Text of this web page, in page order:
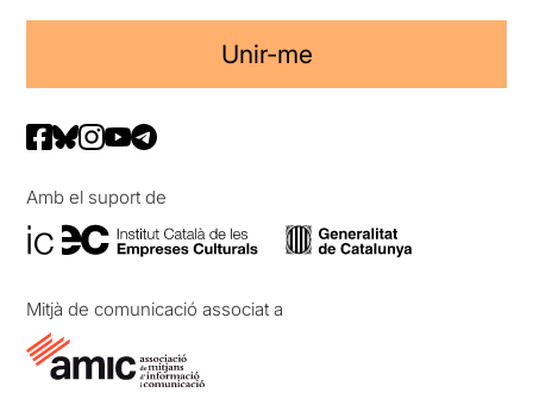
Unir-me
Amb el suport de
Mitjà de comunicació associat a